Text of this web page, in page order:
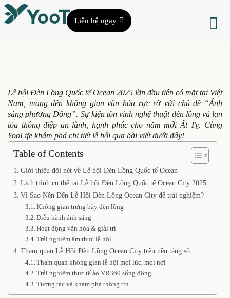
Liên hệ ngay
Lễ hội Đèn Lồng Quốc tế Ocean 2025 lần đầu tiên có mặt tại Việt
Nam, mang đến không gian văn hóa rực rỡ với chủ đề “Ánh
sáng phương Đông”. Sự kiện tôn vinh nghệ thuật đèn lồng và lan
tỏa thông điệp an lành, hạnh phúc cho năm mới Ất Tỵ. Cùng
YooLife khám phá chi tiết lễ hội qua bài viết dưới đây!
Table of Contents
Giới thiệu đôi nét về Lễ hội Đèn Lồng Quốc tế Ocean
Lịch trình cụ thể tại Lễ hội Đèn Lồng Quốc tế Ocean City 2025
Vì Sao Nên Đến Lễ Hội Đèn Lồng Ocean City để trải nghiệm?
Không gian trưng bày đèn lồng
Diễu hành ánh sáng
Hoạt động văn hóa & giải trí
Trải nghiệm ẩm thực lễ hội
Tham quan Lễ Hội Đèn Lồng Ocean City trên nền tảng số
Tham quan không gian lễ hội mọi lúc, mọi nơi
Trải nghiệm thực tế ảo VR360 sống động
Tương tác và khám phá thông tin